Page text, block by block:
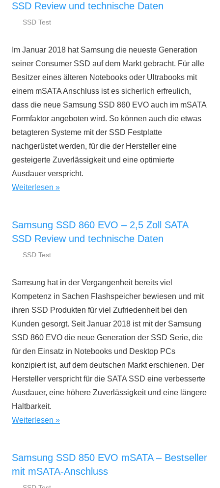
SSD Review und technische Daten
März
ratgeber.de
SSD Test
Im Januar 2018 hat Samsung die neueste Generation
seiner Consumer SSD auf dem Markt gebracht. Für alle
Besitzer eines älteren Notebooks oder Ultrabooks mit
einem mSATA Anschluss ist es sicherlich erfreulich,
dass die neue Samsung SSD 860 EVO auch im mSATA
Formfaktor angeboten wird. So können auch die etwas
betagteren Systeme mit der SSD Festplatte
nachgerüstet werden, für die der Hersteller eine
gesteigerte Zuverlässigkeit und eine optimierte
Ausdauer verspricht.
Weiterlesen
Samsung SSD 860 EVO – 2,5 Zoll SATA
SSD Review und technische Daten
März
ratgeber.de
SSD Test
Samsung hat in der Vergangenheit bereits viel
Kompetenz in Sachen Flashspeicher bewiesen und mit
ihren SSD Produkten für viel Zufriedenheit bei den
Kunden gesorgt. Seit Januar 2018 ist mit der Samsung
SSD 860 EVO die neue Generation der SSD Serie, die
für den Einsatz in Notebooks und Desktop PCs
konzipiert ist, auf dem deutschen Markt erschienen. Der
Hersteller verspricht für die SATA SSD eine verbesserte
Ausdauer, eine höhere Zuverlässigkeit und eine längere
Haltbarkeit.
Weiterlesen
Samsung SSD 850 EVO mSATA – Bestseller
mit mSATA-Anschluss